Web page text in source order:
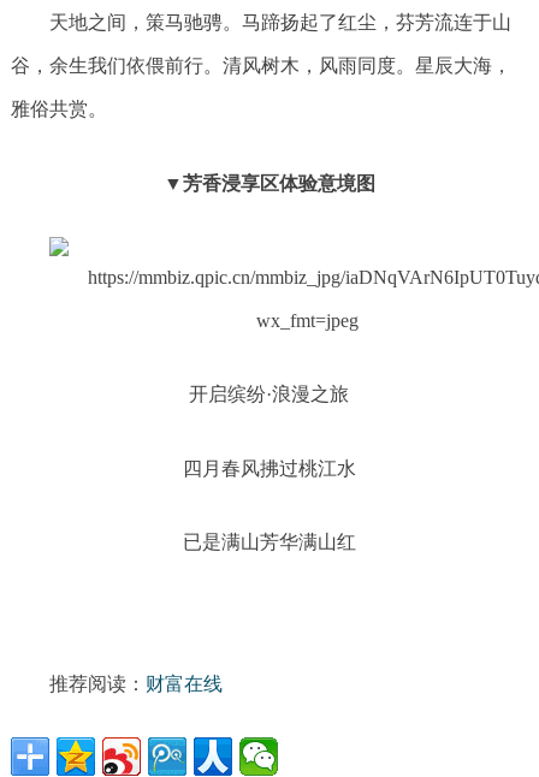
天地之间，策马驰骋。马蹄扬起了红尘，芬芳流连于山
谷，余生我们依偎前行。清风树木，风雨同度。星辰大海，
雅俗共赏。
▼芳香浸享区体验意境图
开启缤纷·浪漫之旅
四月春风拂过桃江水
已是满山芳华满山红
推荐阅读： 财富在线